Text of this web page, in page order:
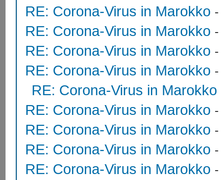
RE: Corona-Virus in Marokko
RE: Corona-Virus in Marokko
RE: Corona-Virus in Marokko
RE: Corona-Virus in Marokko
RE: Corona-Virus in Marokko
RE: Corona-Virus in Marokko
RE: Corona-Virus in Marokko
RE: Corona-Virus in Marokko
RE: Corona-Virus in Marokko